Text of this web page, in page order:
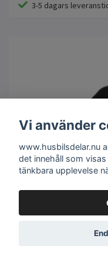
3-5 dagars
Vi använder
www.husbilsdelar.nu
det innehåll som
tänkbara upplevelse